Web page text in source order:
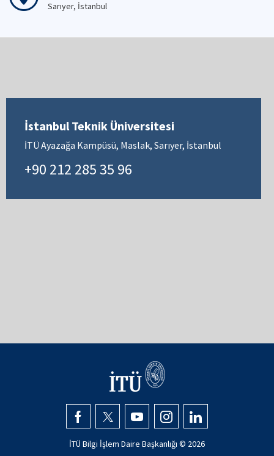
Sarıyer, İstanbul
İstanbul Teknik Üniversitesi
İTÜ Ayazağa Kampüsü, Maslak, Sarıyer, İstanbul
+90 212 285 35 96
İTÜ Bilgi İşlem Daire Başkanlığı © 2026